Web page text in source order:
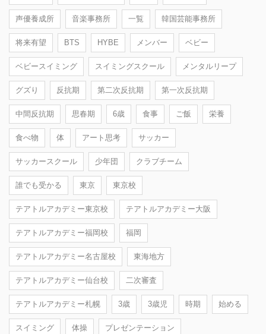
声優養成所 音楽事務所 一覧 韓国芸能事務所
将来有望 BTS HYBE メンバー ベビー
ベビースイミング スイミングスクール メンタルリープ
グズり 反抗期 第二次反抗期 第一次反抗期
中間反抗期 思春期 6歳 食事 ご飯 栄養
食べ物 体 アート思考 サッカー
サッカースクール 少年団 クラブチーム
誰でも受かる 東京 東京校
テアトルアカデミー東京校 テアトルアカデミー大阪
テアトルアカデミー福岡校 福岡
テアトルアカデミー名古屋校 東海地方
テアトルアカデミー仙台校 二次審査
テアトルアカデミー札幌 3歳 3歳児 時期 始める
スイミング 体操 プレゼンテーション